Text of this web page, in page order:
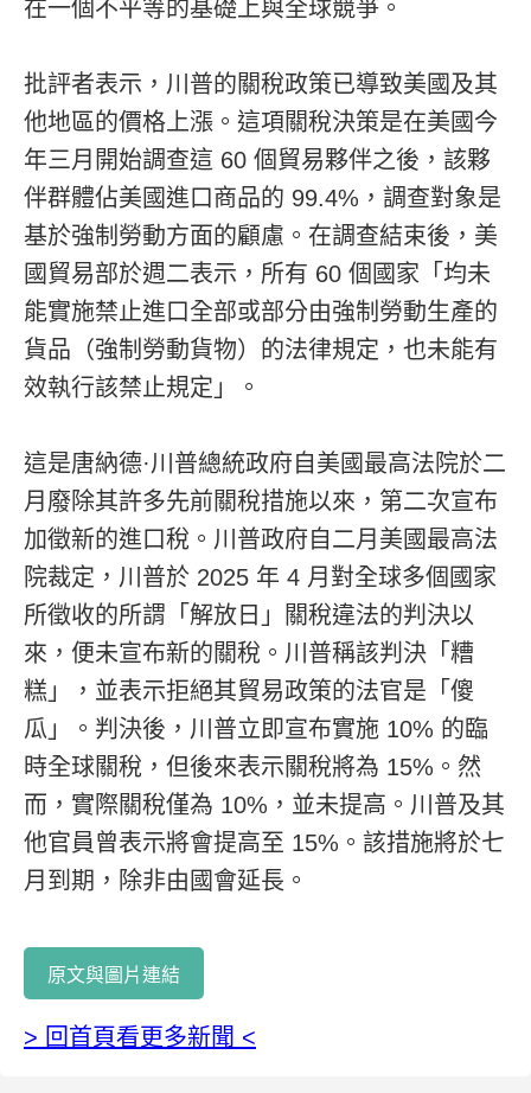
在一個不平等的基礎上與全球競爭。
批評者表示，川普的關稅政策已導致美國及其
他地區的價格上漲。這項關稅決策是在美國今
年三月開始調查這 60 個貿易夥伴之後，該夥
伴群體佔美國進口商品的 99.4%，調查對象是
基於強制勞動方面的顧慮。在調查結束後，美
國貿易部於週二表示，所有 60 個國家「均未
能實施禁止進口全部或部分由強制勞動生產的
貨品（強制勞動貨物）的法律規定，也未能有
效執行該禁止規定」。
這是唐納德·川普總統政府自美國最高法院於二
月廢除其許多先前關稅措施以來，第二次宣布
加徵新的進口稅。川普政府自二月美國最高法
院裁定，川普於 2025 年 4 月對全球多個國家
所徵收的所謂「解放日」關稅違法的判決以
來，便未宣布新的關稅。川普稱該判決「糟
糕」，並表示拒絕其貿易政策的法官是「傻
瓜」。判決後，川普立即宣布實施 10% 的臨
時全球關稅，但後來表示關稅將為 15%。然
而，實際關稅僅為 10%，並未提高。川普及其
他官員曾表示將會提高至 15%。該措施將於七
月到期，除非由國會延長。
原文與圖片連結
> 回首頁看更多新聞 <